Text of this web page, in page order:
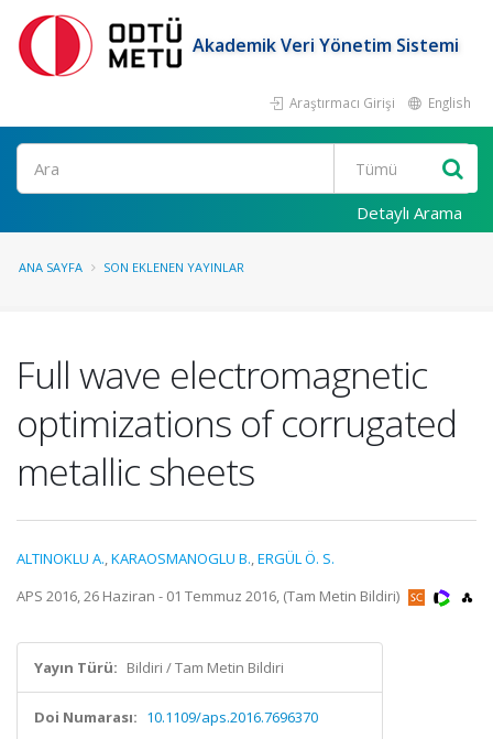
Akademik Veri Yönetim Sistemi
Araştırmacı Girişi English
Ara
Detaylı Arama
ANA SAYFA SON EKLENEN YAYINLAR
Full wave electromagnetic
optimizations of corrugated
metallic sheets
ALTINOKLU A.,KARAOSMANOGLU B.,ERGÜL Ö. S.
APS 2016, 26 Haziran - 01 Temmuz 2016, (Tam Metin Bildiri)
Yayın Türü: Bildiri / Tam Metin Bildiri
Doi Numarası: 10.1109/aps.2016.7696370